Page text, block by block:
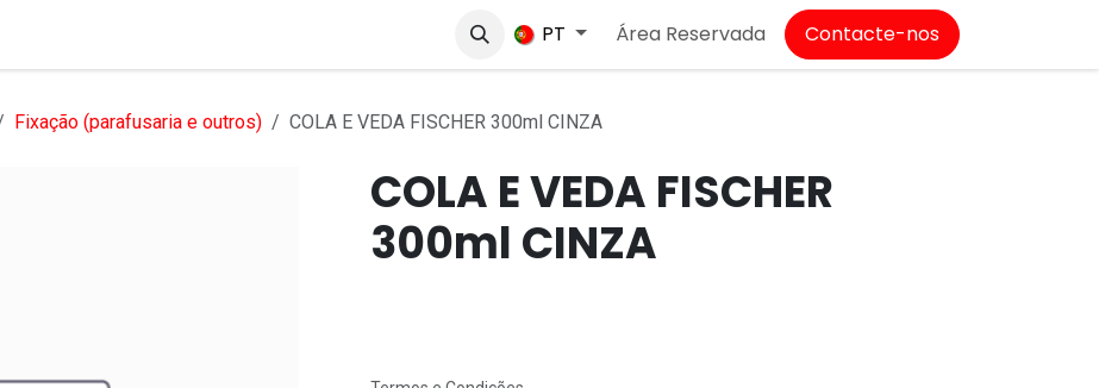
Empregos
PT Área Reservada Contacte-nos
Fixação (parafusaria e outros) COLA E VEDA FISCHER 300ml CINZA
COLA E VEDA FISCHER
300ml CINZA